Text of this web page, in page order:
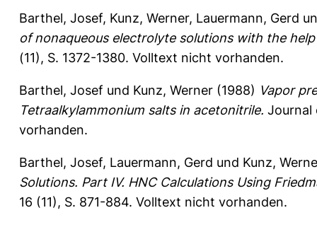
Barthel, Josef, Kunz, Werner, Lauermann, Gerd
of nonaqueous electrolyte solutions with the
(11), S. 1372-1380. Volltext nicht vorhanden.
Barthel, Josef und Kunz, Werner (1988) Vapor
Tetraalkylammonium salts in acetonitrile. Journal
vorhanden.
Barthel, Josef, Lauermann, Gerd und Kunz,
Solutions. Part IV. HNC Calculations Using
16 (11), S. 871-884. Volltext nicht vorhanden.